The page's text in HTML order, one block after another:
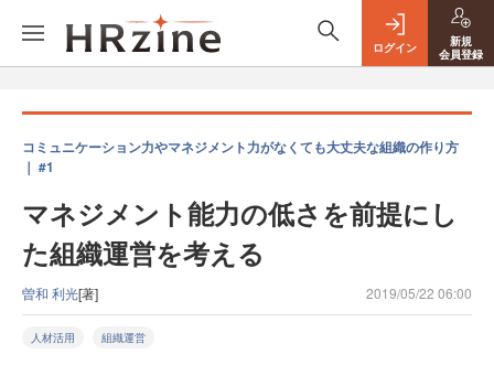
ログイン
新規
会員登録
コミュニケーション力やマネジメント力がなくても大丈夫な組織の作り方
｜ #1
マネジメント能力の低さを前提にし
た組織運営を考える
曽和 利光[著] 2019/05/22 06:00
人材活用 組織運営